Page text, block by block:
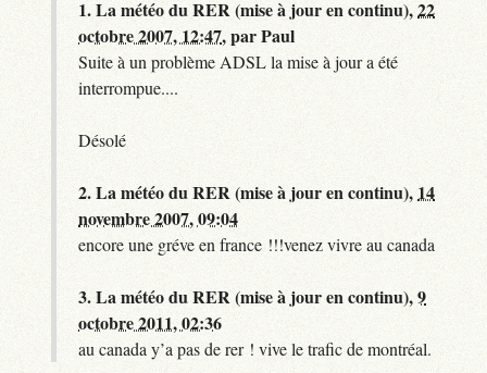
1.La météo du RER (mise à jour en continu),22
octobre 2007, 12:47,parPaul
Suite à un problème ADSL la mise à jour a été
interrompue....
Désolé
2.La météo du RER (mise à jour en continu), 14
novembre 2007, 09:04
encore une gréve en france !!!venez vivre au canada
3.La météo du RER (mise à jour en continu),9
octobre 2011, 02:36
au canada y’a pas de rer ! vive le trafic de montréal.